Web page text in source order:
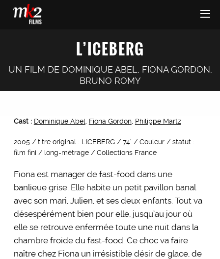
L’ICEBERG
UN FILM DE DOMINIQUE ABEL FIONA GORDON
BRUNO ROMY
Cast : Dominique Abel Fiona Gordon, Philippe Martz
2005 / titre original : L'ICEBERG / 74’ / Couleur / statut :
film fini / long-métrage / Collections France
Fiona est manager de fast-food dans une
banlieue grise. Elle habite un petit pavillon banal
avec son mari, Julien, et ses deux enfants. Tout va
désespérément bien pour elle, jusqu’au jour où
elle se retrouve enfermée toute une nuit dans la
chambre froide du fast-food. Ce choc va faire
naître chez Fiona un irrésistible désir de glace, de